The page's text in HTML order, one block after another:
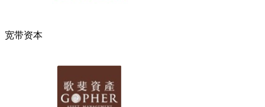
宽带资本